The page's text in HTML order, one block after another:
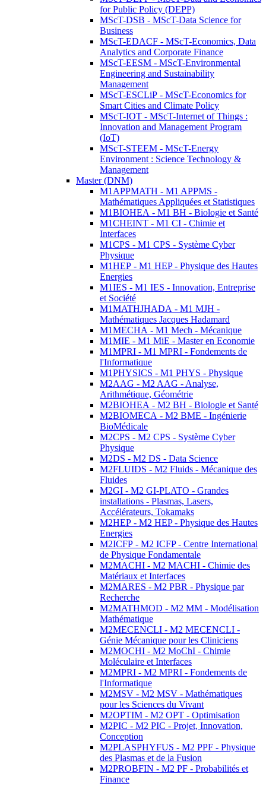
for Public Policy (DEPP)
MScT-DSB - MScT-Data Science for
Business
MScT-EDACF - MScT-Economics, Data
Analytics and Corporate Finance
MScT-EESM - MScT-Environmental
Engineering and Sustainability
Management
MScT-ESCLiP - MScT-Economics for
Smart Cities and Climate Policy
MScT-IOT - MScT-Internet of Things :
Innovation and Management Program
(IoT)
MScT-STEEM - MScT-Energy
Environment : Science Technology &
Management
Master (DNM)
M1APPMATH - M1 APPMS -
Mathématiques Appliquées et Statistiques
M1BIOHEA - M1 BH - Biologie et Santé
M1CHEINT - M1 CI - Chimie et
Interfaces
M1CPS - M1 CPS - Système Cyber
Physique
M1HEP - M1 HEP - Physique des Hautes
Energies
M1IES - M1 IES - Innovation, Entreprise
et Société
M1MATHJHADA - M1 MJH -
Mathématiques Jacques Hadamard
M1MECHA - M1 Mech - Mécanique
M1MIE - M1 MiE - Master en Economie
M1MPRI - M1 MPRI - Fondements de
l'Informatique
M1PHYSICS - M1 PHYS - Physique
M2AAG - M2 AAG - Analyse,
Arithmétique, Géométrie
M2BIOHEA - M2 BH - Biologie et Santé
M2BIOMECA - M2 BME - Ingénierie
BioMédicale
M2CPS - M2 CPS - Système Cyber
Physique
M2DS - M2 DS - Data Science
M2FLUIDS - M2 Fluids - Mécanique des
Fluides
M2GI - M2 GI-PLATO - Grandes
installations - Plasmas, Lasers,
Accélérateurs, Tokamaks
M2HEP - M2 HEP - Physique des Hautes
Energies
M2ICFP - M2 ICFP - Centre International
de Physique Fondamentale
M2MACHI - M2 MACHI - Chimie des
Matériaux et Interfaces
M2MARES - M2 PBR - Physique par
Recherche
M2MATHMOD - M2 MM - Modélisation
Mathématique
M2MECENCLI - M2 MECENCLI -
Génie Mécanique pour les Cliniciens
M2MOCHI - M2 MoChI - Chimie
Moléculaire et Interfaces
M2MPRI - M2 MPRI - Fondements de
l'Informatique
M2MSV - M2 MSV - Mathématiques
pour les Sciences du Vivant
M2OPTIM - M2 OPT - Optimisation
M2PIC - M2 PIC - Projet, Innovation,
Conception
M2PLASPHYFUS - M2 PPF - Physique
des Plasmas et de la Fusion
M2PROBFIN - M2 PF - Probabilités et
Finance